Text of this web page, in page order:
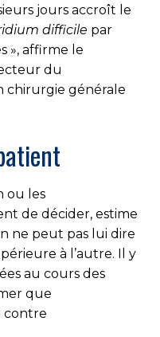
jours accroît le
difficile par
», affirme le
du
chirurgie générale
ou les
de décider, estime
ne peut pas lui dire
à l’autre. Il y
au cours des
que
contre